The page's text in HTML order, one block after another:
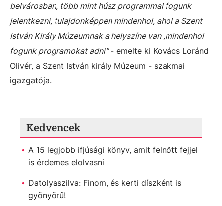
belvárosban, több mint húsz programmal fogunk
jelentkezni, tulajdonképpen mindenhol, ahol a Szent
István Király Múzeumnak a helyszíne van ,mindenhol
fogunk programokat adni"- emelte ki Kovács Loránd
Olivér, a Szent István király Múzeum - szakmai
igazgatója.
Kedvencek
A 15 legjobb ifjúsági könyv, amit felnőtt fejjel
is érdemes elolvasni
Datolyaszilva: Finom, és kerti díszként is
gyönyörű!